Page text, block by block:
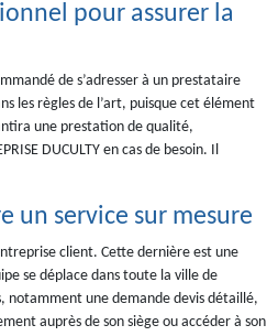
pour assurer la
de s’adresser à un prestataire
les règles de l’art, puisque cet élément
une prestation de qualité,
DUCULTY en cas de besoin. Il
un service sur mesure
client. Cette dernière est une
se déplace dans toute la ville de
notamment une demande devis détaillé,
auprès de son siège ou accéder à son